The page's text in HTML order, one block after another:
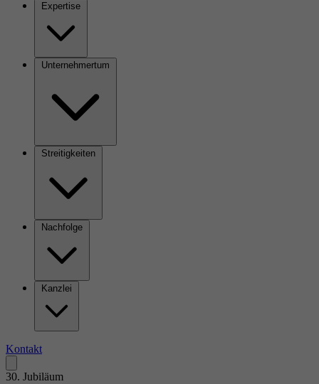
Expertise
Unternehmertum
Streitigkeiten
Nachfolge
Kanzlei
Kontakt
30. Jubiläum